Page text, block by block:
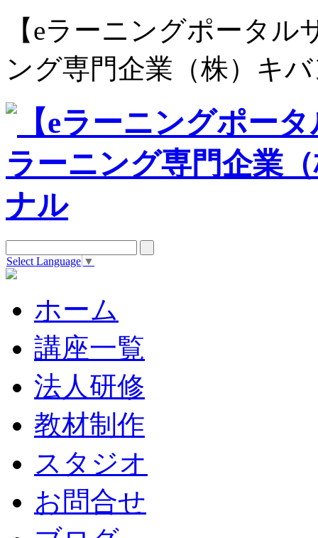
【eラーニングポータル
ング専門企業（株）キ
Select Language ▼
ホーム
講座一覧
法人研修
教材制作
スタジオ
お問合せ